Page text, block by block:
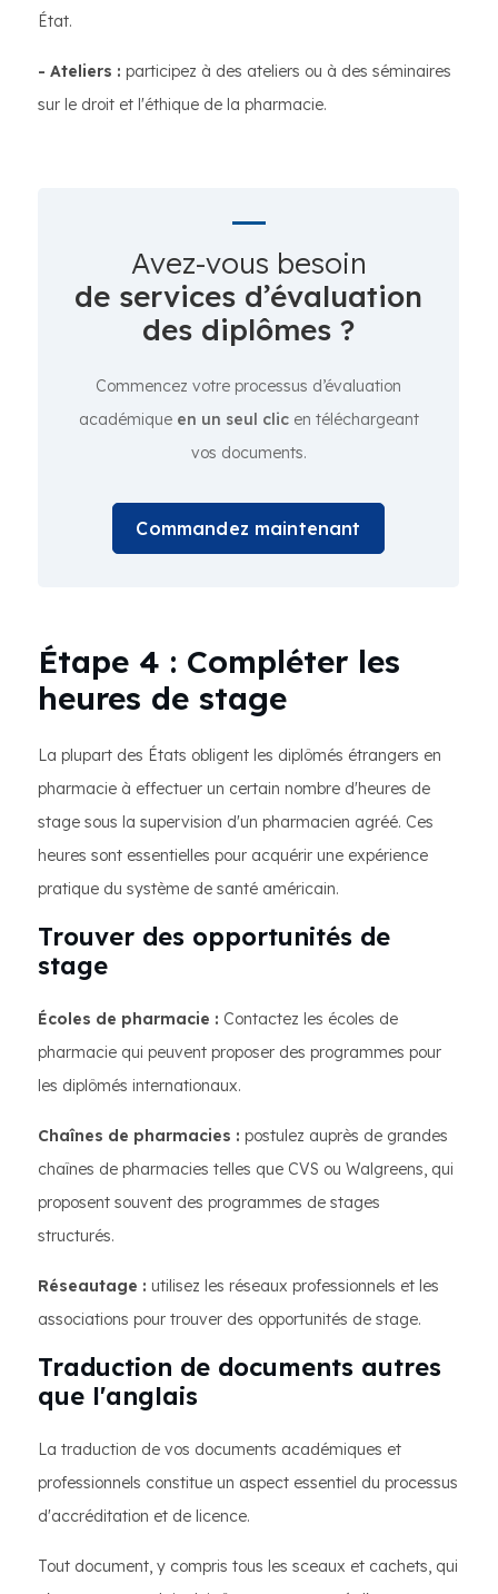
État.
- Ateliers : participez à des ateliers ou à des séminaires
sur le droit et l'éthique de la pharmacie.
Avez-vous besoin
de services d’évaluation
des diplômes ?
Commencez votre processus d’évaluation
académiqueen un seul clicen téléchargeant
vos documents.
Commandez maintenant
Étape 4 : Compléter les
heures de stage
La plupart des États obligent les diplômés étrangers en
pharmacie à effectuer un certain nombre d'heures de
stage sous la supervision d'un pharmacien agréé. Ces
heures sont essentielles pour acquérir une expérience
pratique du système de santé américain.
Trouver des opportunités de
stage
Écoles de pharmacie : Contactez les écoles de
pharmacie qui peuvent proposer des programmes pour
les diplômés internationaux.
Chaînes de pharmacies : postulez auprès de grandes
chaînes de pharmacies telles que CVS ou Walgreens, qui
proposent souvent des programmes de stages
structurés.
Réseautage : utilisez les réseaux professionnels et les
associations pour trouver des opportunités de stage.
Traduction de documents autres
que l'anglais
La traduction de vos documents académiques et
professionnels constitue un aspect essentiel du processus
d'accréditation et de licence.
Tout document, y compris tous les sceaux et cachets, qui